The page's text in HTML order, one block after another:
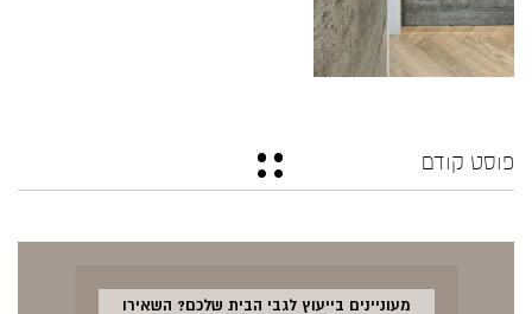
פוסט קודם
מעוניינים בייעוץ לגבי הבית שלכם? השאירו